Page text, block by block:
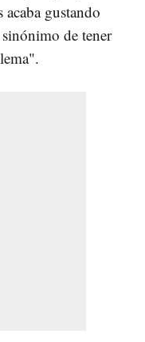
gustando
de tener